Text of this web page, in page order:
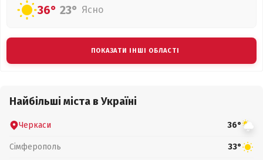
36° 23° Ясно
ПОКАЗАТИ ІНШІ ОБЛАСТІ
Найбільші міста в Україні
Черкаси 36°
Сімферополь 33°